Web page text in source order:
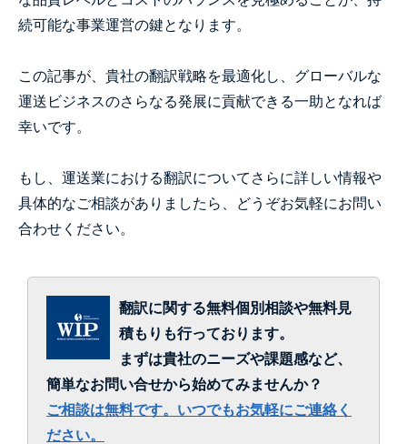
続可能な事業運営の鍵となります。
この記事が、貴社の翻訳戦略を最適化し、グローバルな
運送ビジネスのさらなる発展に貢献できる一助となれば
幸いです。
もし、運送業における翻訳についてさらに詳しい情報や
具体的なご相談がありましたら、どうぞお気軽にお問い
合わせください。
翻訳に関する無料個別相談や無料見
積もりも行っております。
まずは貴社のニーズや課題感など、
簡単なお問い合せから始めてみませんか？
ご相談は無料です。いつでもお気軽にご連絡く
ださい。